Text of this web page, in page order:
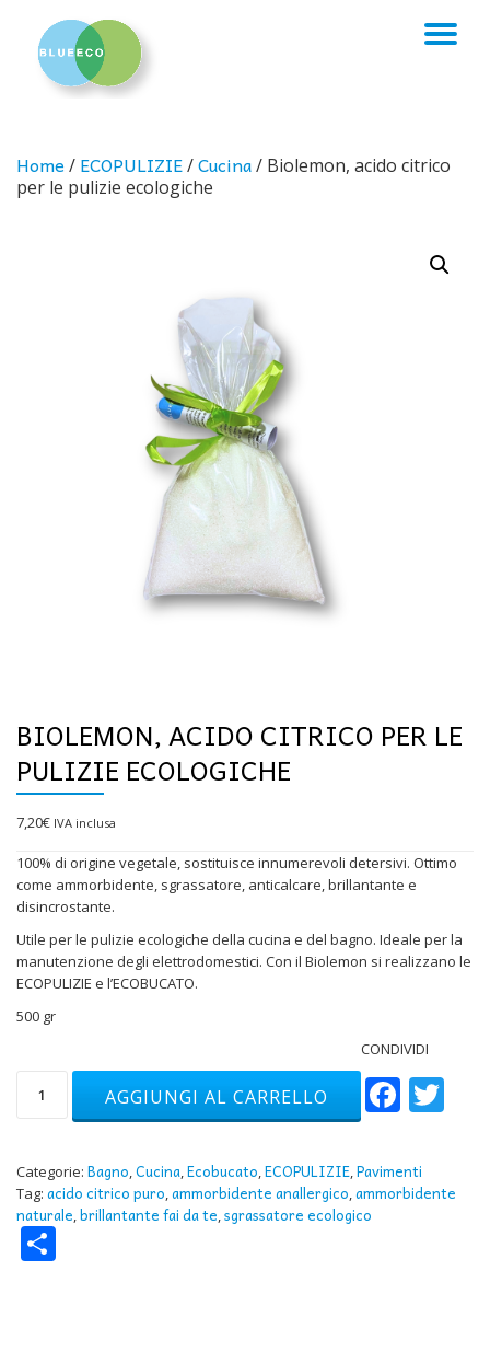
Home/ ECOPULIZIE/Cucina/ Biolemon, acido citrico
per le pulizie ecologiche
BIOLEMON, ACIDO CITRICO PER LE
PULIZIE ECOLOGICHE
7,20€ IVA inclusa
100% di origine vegetale, sostituisce innumerevoli detersivi. Ottimo
come ammorbidente, sgrassatore, anticalcare, brillantante e
disincrostante.
Utile per le pulizie ecologiche della cucina e del bagno. Ideale per la
manutenzione degli elettrodomestici. Con il Biolemon si realizzano le
ECOPULIZIE e l’ECOBUCATO.
500 gr
acido
citrico
le
pulizie
ecologiche
quantità
AGGIUNGI AL CARRELLO
Categorie: Bagno,Cucina,Ecobucato,ECOPULIZIE,Pavimenti
Tag: acido citrico puro,ammorbidente anallergico,ammorbidente
naturale,brillantante fai da te,sgrassatore ecologico
CONDIVIDI